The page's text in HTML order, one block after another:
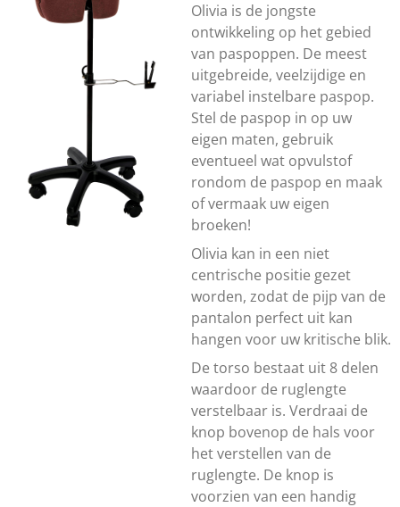
Olivia is de jongste
ontwikkeling op het gebied
van paspoppen. De meest
uitgebreide, veelzijdige en
variabel instelbare paspop.
Stel de paspop in op uw
eigen maten, gebruik
eventueel wat opvulstof
rondom de paspop en maak
of vermaak uw eigen
broeken!
Olivia kan in een niet
centrische positie gezet
worden, zodat de pijp van de
pantalon perfect uit kan
hangen voor uw kritische blik.
De torso bestaat uit 8 delen
waardoor de ruglengte
verstelbaar is. Verdraai de
knop bovenop de hals voor
het verstellen van de
ruglengte. De knop is
voorzien van een handig